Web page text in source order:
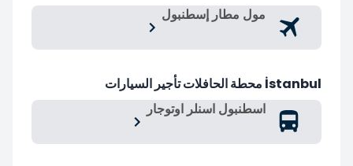
مول مطار إسطنبول
İstanbul محطة الحافلات تأجير السيارات
اسطنبول اسنلر اوتوجار